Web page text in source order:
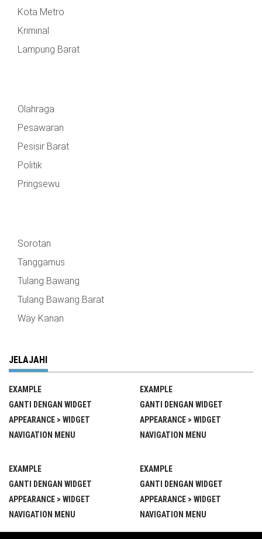
Kota Metro
Kriminal
Lampung Barat
Olahraga
Pesawaran
Pesisir Barat
Politik
Pringsewu
Sorotan
Tanggamus
Tulang Bawang
Tulang Bawang Barat
Way Kanan
JELAJAHI
EXAMPLE
GANTI DENGAN WIDGET
APPEARANCE > WIDGET
NAVIGATION MENU
EXAMPLE
GANTI DENGAN WIDGET
APPEARANCE > WIDGET
NAVIGATION MENU
EXAMPLE
GANTI DENGAN WIDGET
APPEARANCE > WIDGET
NAVIGATION MENU
EXAMPLE
GANTI DENGAN WIDGET
APPEARANCE > WIDGET
NAVIGATION MENU